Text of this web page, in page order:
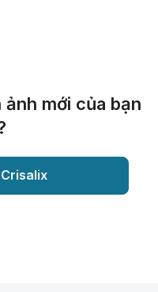
mới của bạn